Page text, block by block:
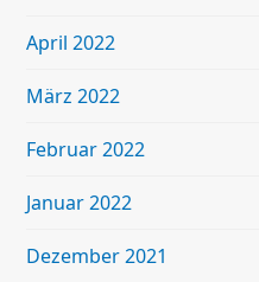
April 2022
März 2022
Februar 2022
Januar 2022
Dezember 2021